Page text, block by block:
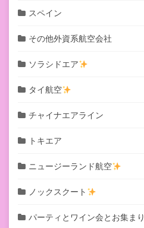
スペイン
その他外資系航空会社
ソラシドエア
タイ航空
チャイナエアライン
トキエア
ニュージーランド航空
ノックスクート
パーティとワイン会とお集まり